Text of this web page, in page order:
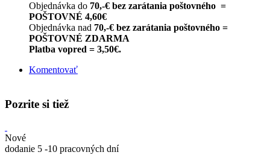
Objednávka do 70,-€ bez zarátania poštovného =
POŠTOVNÉ 4,60€
Objednávka nad 70,-€ bez zarátania poštovného =
POŠTOVNÉ ZDARMA
Platba vopred = 3,50€.
Komentovať
Pozrite si tiež
Nové
dodanie 5 -10 pracovných dní